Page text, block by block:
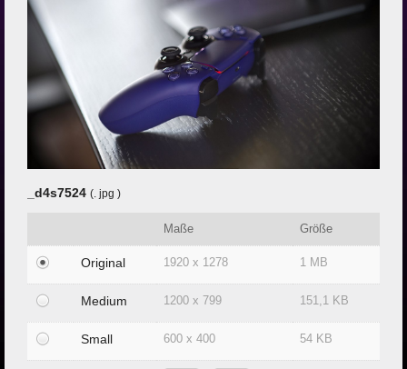
Zur Klub-Seite
_d4s7524 (. jpg )
Maße Größe
Original 1920 x 1278 1 MB
Medium 1200 x 799 151,1 KB
Small 600 x 400 54 KB